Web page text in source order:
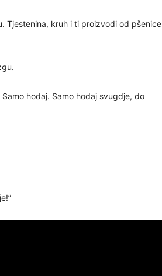
Tjestenina, kruh i ti proizvodi od pšenice
hodaj. Samo hodaj svugdje, do